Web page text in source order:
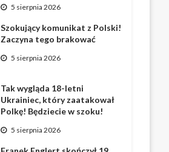
5 sierpnia 2026
Szokujący komunikat z Polski!
Zaczyna tego brakować
5 sierpnia 2026
Tak wygląda 18-letni
Ukrainiec, który zaatakował
Polkę! Będziecie w szoku!
5 sierpnia 2026